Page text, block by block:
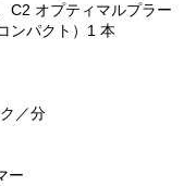
C2 オプティマルプラー
ンパクト）1 本
／分
ー